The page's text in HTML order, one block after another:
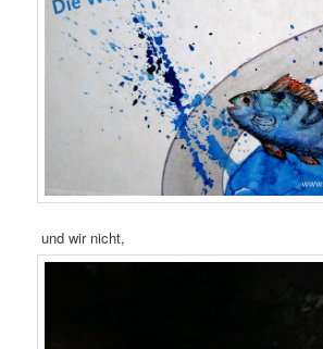
und wir nicht,